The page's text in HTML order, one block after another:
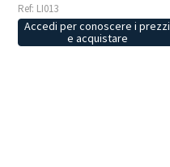
Ref: LI013
Accedi per conoscere i prezzi
e acquistare